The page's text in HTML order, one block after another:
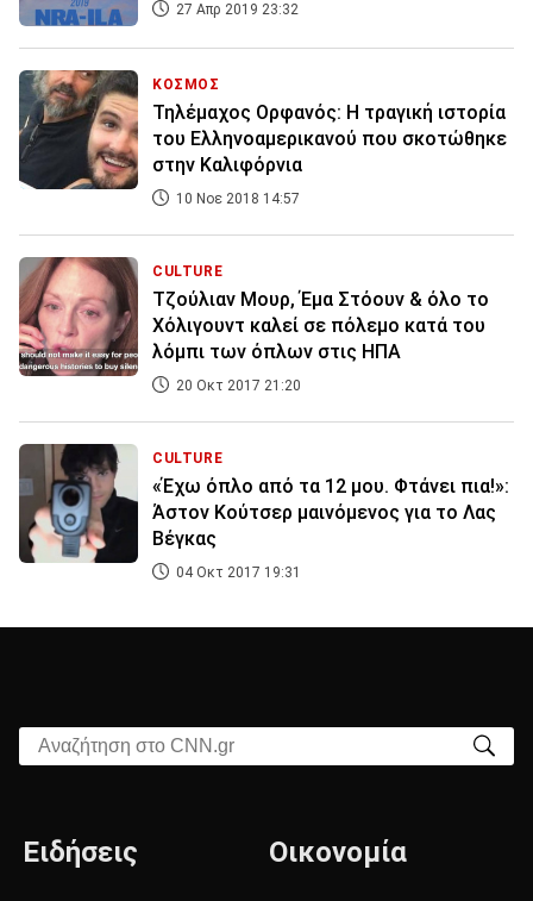
27 Απρ 2019 23:32
ΚΟΣΜΟΣ
Τηλέμαχος Ορφανός: Η τραγική ιστορία
του Ελληνοαμερικανού που σκοτώθηκε
στην Καλιφόρνια
10 Νοε 2018 14:57
CULTURE
Τζούλιαν Μουρ, Έμα Στόουν & όλο το
Χόλιγουντ καλεί σε πόλεμο κατά του
λόμπι των όπλων στις ΗΠΑ
20 Οκτ 2017 21:20
CULTURE
«Έχω όπλο από τα 12 μου. Φτάνει πια!»:
Άστον Κούτσερ μαινόμενος για το Λας
Βέγκας
04 Οκτ 2017 19:31
Αναζήτηση στο CNN.gr
Ειδήσεις Οικονομία